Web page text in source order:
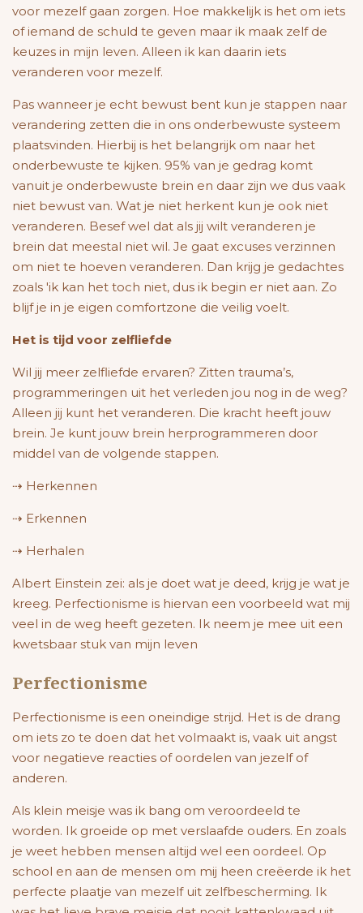
voor mezelf gaan zorgen. Hoe makkelijk is het om iets
of iemand de schuld te geven maar ik maak zelf de
keuzes in mijn leven. Alleen ik kan daarin iets
veranderen voor mezelf.
Pas wanneer je echt bewust bent kun je stappen naar
verandering zetten die in ons onderbewuste systeem
plaatsvinden. Hierbij is het belangrijk om naar het
onderbewuste te kijken. 95% van je gedrag komt
vanuit je onderbewuste brein en daar zijn we dus vaak
niet bewust van. Wat je niet herkent kun je ook niet
veranderen. Besef wel dat als jij wilt veranderen je
brein dat meestal niet wil. Je gaat excuses verzinnen
om niet te hoeven veranderen. Dan krijg je gedachtes
zoals 'ik kan het toch niet, dus ik begin er niet aan. Zo
blijf je in je eigen comfortzone die veilig voelt.
Het is tijd voor zelfliefde
Wil jij meer zelfliefde ervaren? Zitten trauma’s,
programmeringen uit het verleden jou nog in de weg?
Alleen jij kunt het veranderen. Die kracht heeft jouw
brein. Je kunt jouw brein herprogrammeren door
middel van de volgende stappen.
⇢ Herkennen
⇢ Erkennen
⇢ Herhalen
Albert Einstein zei: als je doet wat je deed, krijg je wat je
kreeg. Perfectionisme is hiervan een voorbeeld wat mij
veel in de weg heeft gezeten. Ik neem je mee uit een
kwetsbaar stuk van mijn leven
Perfectionisme
Perfectionisme is een oneindige strijd. Het is de drang
om iets zo te doen dat het volmaakt is, vaak uit angst
voor negatieve reacties of oordelen van jezelf of
anderen.
Als klein meisje was ik bang om veroordeeld te
worden. Ik groeide op met verslaafde ouders. En zoals
je weet hebben mensen altijd wel een oordeel. Op
school en aan de mensen om mij heen creëerde ik het
perfecte plaatje van mezelf uit zelfbescherming. Ik